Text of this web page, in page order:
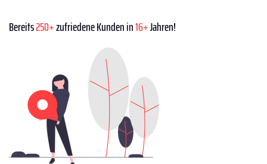
Bereits250+zufriedene Kunden in16+Jahren!